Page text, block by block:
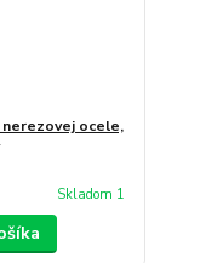
nerezovej ocele,
Skladom 1